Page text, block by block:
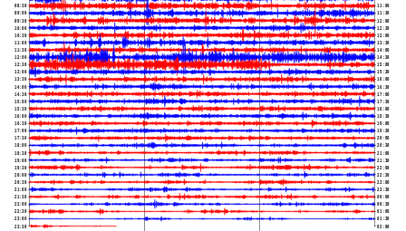
08:30
09:00
09:30
10:00
10:30
11:00
11:30
12:00
12:30
13:00
13:30
14:00
14:30
15:00
15:30
16:00
16:30
17:00
17:30
18:00
18:30
19:00
19:30
20:00
20:30
21:00
21:30
22:00
22:30
23:00
23:30
11:00
11:30
12:00
12:30
13:00
13:30
14:00
14:30
15:00
15:30
16:00
16:30
17:00
17:30
18:00
18:30
19:00
19:30
20:00
20:30
21:00
21:30
22:00
22:30
23:00
23:30
00:00
00:30
01:00
01:30
02:00